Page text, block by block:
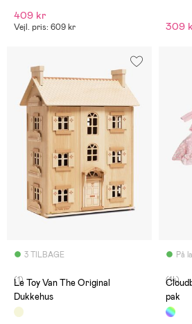
409 kr
Vejl. pris: 609 kr 309
3 TILBAGE
(1)
Le Toy Van The Original
Dukkehus
På
(14)
pak